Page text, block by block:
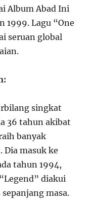
Album Abad Ini
1999. Lagu “One
seruan global
singkat
36 tahun akibat
banyak
Dia masuk ke
tahun 1994,
diakui
masa.